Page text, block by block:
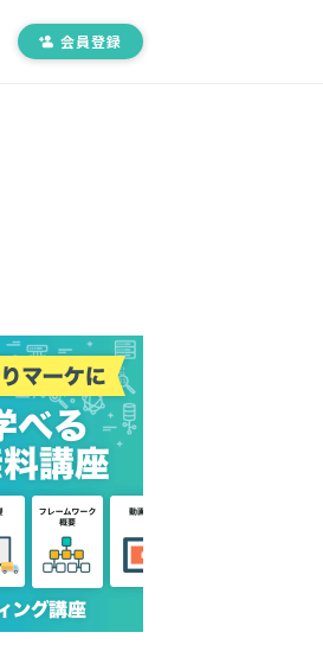
会員登録